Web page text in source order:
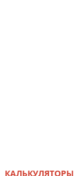
КАЛЬКУЛЯТОРЫ